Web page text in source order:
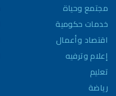
مجتمع وحياة
خدمات حكومية
اقتصاد وأعمال
إعلام وترفيه
تعليم
رياضة